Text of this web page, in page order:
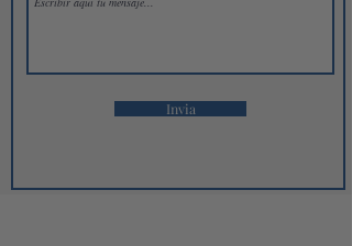
Invia